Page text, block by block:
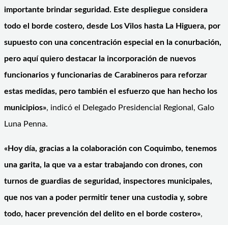
importante brindar seguridad. Este despliegue considera
todo el borde costero, desde Los Vilos hasta La Higuera, por
supuesto con una concentración especial en la conurbación,
pero aquí quiero destacar la incorporación de nuevos
funcionarios y funcionarias de Carabineros para reforzar
estas medidas, pero también el esfuerzo que han hecho los
municipios», indicó el Delegado Presidencial Regional, Galo
Luna Penna.
«Hoy día, gracias a la colaboración con Coquimbo, tenemos
una garita, la que va a estar trabajando con drones, con
turnos de guardias de seguridad, inspectores municipales,
que nos van a poder permitir tener una custodia y, sobre
todo, hacer prevención del delito en el borde costero»,